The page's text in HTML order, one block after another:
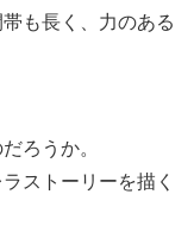
も長く、力のある
ろうか。
ストーリーを描く